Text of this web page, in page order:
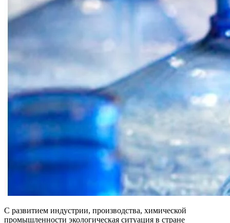
С развитием индустрии, производства, химической
промышленности экологическая ситуация в стране